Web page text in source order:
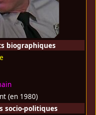
biographiques
(en 1980)
socio-politiques